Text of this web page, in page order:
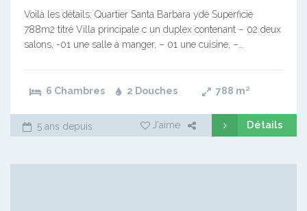
Voilà les détails: Quartier Santa Barbara ydé Superficie
788m2 titré Villa principale c un duplex contenant – 02 deux
salons, -01 une salle à manger, – 01 une cuisine, –…
6 Chambres 2 Douches 788 m²
5 ans depuis J'aime Détails